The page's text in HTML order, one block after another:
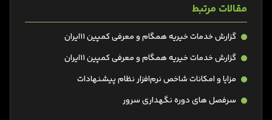
مقالات مرتبط
گزارش خدمات خیریه همگام و معرفی کمپین 11ایران
گزارش خدمات خیریه همگام و معرفی کمپین 11ایران
مزایا و امکانات شاخص نرم‌افزار نظام پیشنهادات
سرفصل های دوره نگهداری سرور